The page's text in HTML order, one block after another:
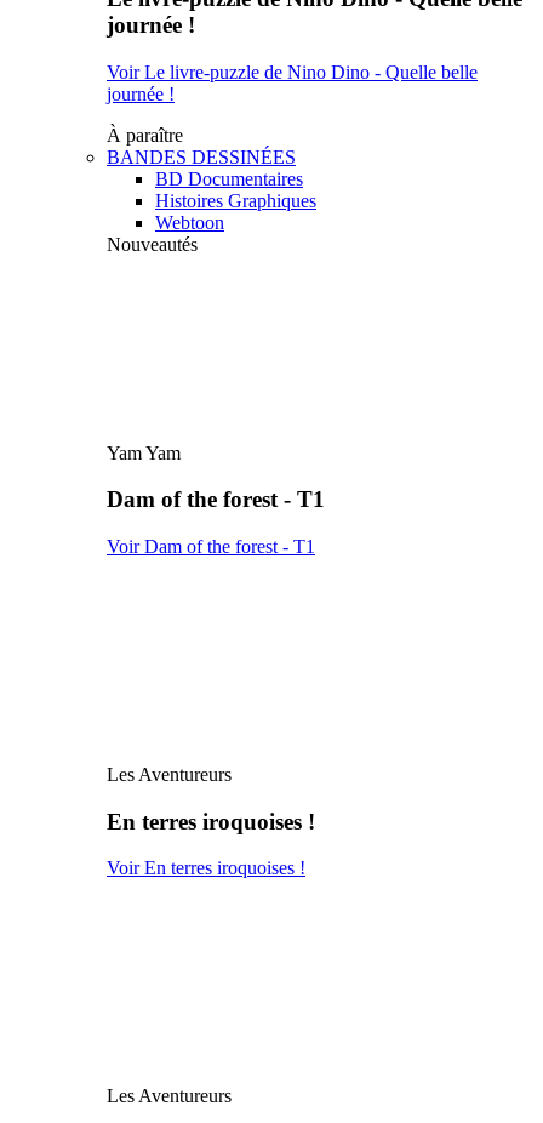
journée !
Voir Le livre-puzzle de Nino Dino - Quelle belle
journée !
À paraître
BANDES DESSINÉES
BD Documentaires
Histoires Graphiques
Webtoon
Nouveautés
Yam Yam
Dam of the forest - T1
Voir Dam of the forest - T1
Les Aventureurs
En terres iroquoises !
Voir En terres iroquoises !
Les Aventureurs